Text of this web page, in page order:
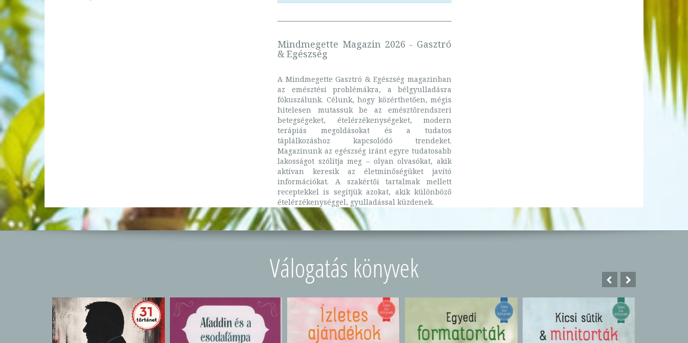
Mindmegette Magazin 2026 - Gasztró
& Egészség
A Mindmegette Gasztró & Egészség magazinban
az emésztési problémákra, a bélgyulladásra
fókuszálunk. Célunk, hogy közérthetően, mégis
hitelesen mutassuk be az emésztőrendszeri
betegségeket, ételérzékenységeket, modern
terápiás megoldásokat és a tudatos
táplálkozáshoz kapcsolódó trendeket.
Magazinunk az egészség iránt egyre tudatosabb
lakosságot szólítja meg – olyan olvasókat, akik
aktívan keresik az életminőségüket javító
információkat. A szakértői tartalmak mellett
receptekkel is segítjük azokat, akik különböző
ételérzékenységgel, gyulladással küzdenek.
Válogatás könyvek